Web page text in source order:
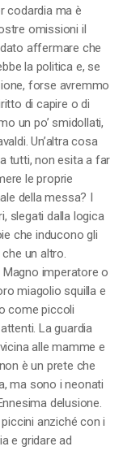
codardia ma è
omissioni il
affermare che
la politica e, se
forse avremmo
di capire o di
un po’ smidollati,
Un’altra cosa
tutti, non esita a far
le proprie
della messa? I
slegati dalla logica
che inducono gli
un altro.
imperatore o
miagolio squilla e
come piccoli
La guardia
alle mamme e
è un prete che
ma sono i neonati
delusione.
anziché con i
e gridare ad